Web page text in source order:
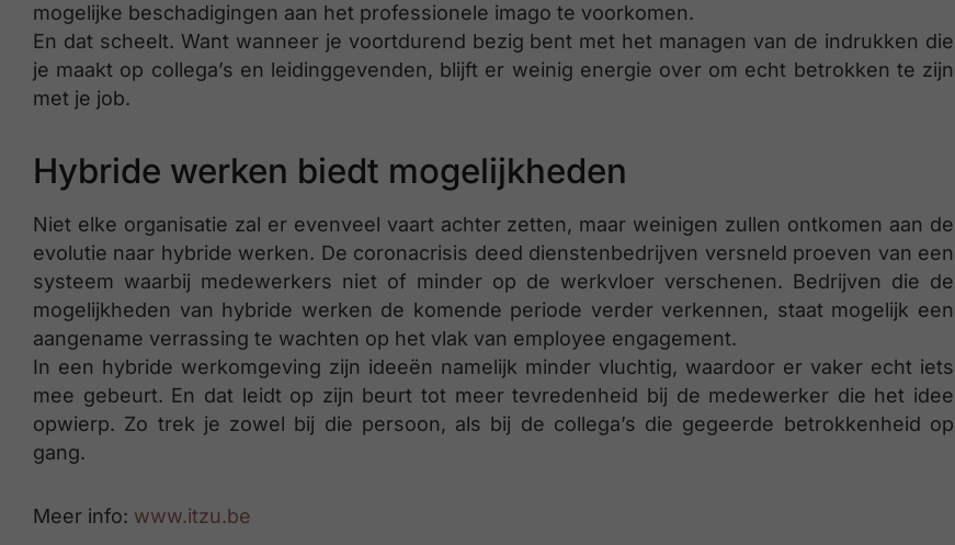
mogelijke beschadigingen aan het professionele imago te voorkomen.
En dat scheelt. Want wanneer je voortdurend bezig bent met het managen van de indrukken die
je maakt op collega’s en leidinggevenden, blijft er weinig energie over om echt betrokken te zijn
met je job.
Hybride werken biedt mogelijkheden
Niet elke organisatie zal er evenveel vaart achter zetten, maar weinigen zullen ontkomen aan de
evolutie naar hybride werken. De coronacrisis deed dienstenbedrijven versneld proeven van een
systeem waarbij medewerkers niet of minder op de werkvloer verschenen. Bedrijven die de
mogelijkheden van hybride werken de komende periode verder verkennen, staat mogelijk een
aangename verrassing te wachten op het vlak van employee engagement.
In een hybride werkomgeving zijn ideeën namelijk minder vluchtig, waardoor er vaker echt iets
mee gebeurt. En dat leidt op zijn beurt tot meer tevredenheid bij de medewerker die het idee
opwierp. Zo trek je zowel bij die persoon, als bij de collega’s die gegeerde betrokkenheid op
gang.
Meer info: www.itzu.be